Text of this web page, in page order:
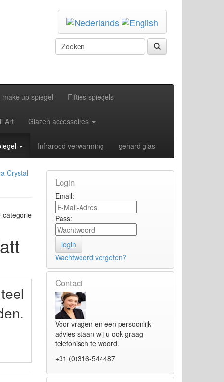
up spiegel Fifties spiegels
Art Glazen accessoires
Infrarood verwarming gehard glas
Crystal
Login
Email:
Pass:
Wachtwoord vergeten?
Contact
Voor vragen en een persoonlijk
advies staan wij u ook graag
telefonisch te woord.
+31 (0)316-544487